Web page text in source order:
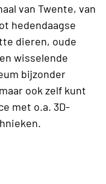
van Twente, van
hedendaagse
dieren, oude
wisselende
bijzonder
ook zelf kunt
met o.a. 3D-